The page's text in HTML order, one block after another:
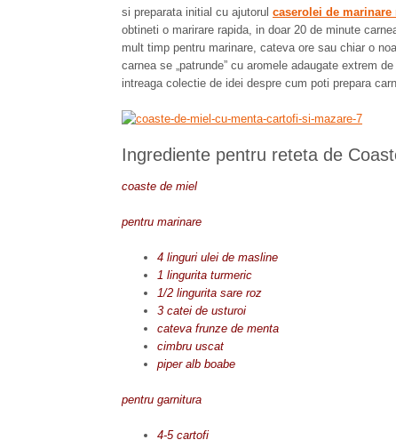
si preparata initial cu ajutorul caserolei de marinare
obtineti o marirare rapida, in doar 20 de minute
mult timp pentru marinare, cateva ore sau chiar o
carnea se „patrunde” cu aromele adaugate extrem
intreaga colectie de idei despre cum poti prepara
Ingrediente pentru reteta de
coaste de miel
pentru marinare
4 linguri ulei de masline
1 lingurita turmeric
1/2 lingurita sare roz
3 catei de usturoi
cateva frunze de menta
cimbru uscat
piper alb boabe
pentru garnitura
4-5 cartofi